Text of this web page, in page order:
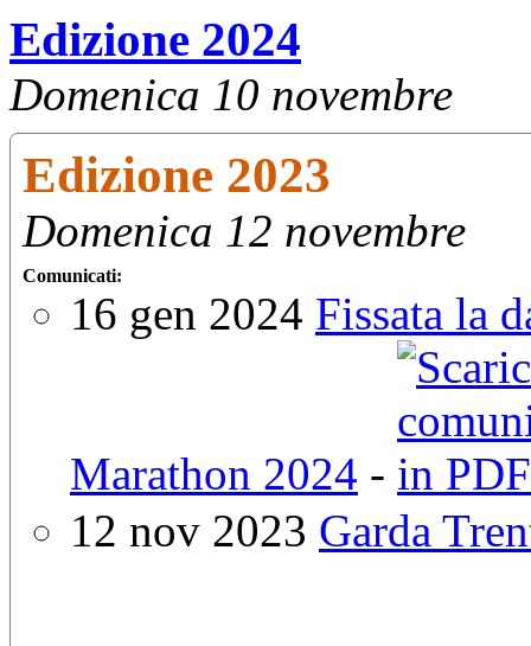
Edizione 2024
Domenica 10 novembre
Edizione 2023
Domenica 12 novembre
Comunicati:
16 gen 2024 Fissata la
Marathon 2024 -
12 nov 2023 Garda